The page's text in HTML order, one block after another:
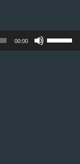
00:00
les
flèches